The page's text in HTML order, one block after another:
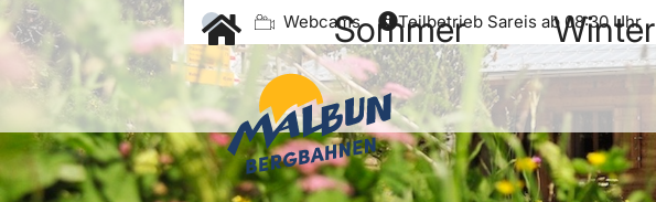
Webcams Teilbetrieb Sareis ab 08:30 Uhr
Sommer Winter